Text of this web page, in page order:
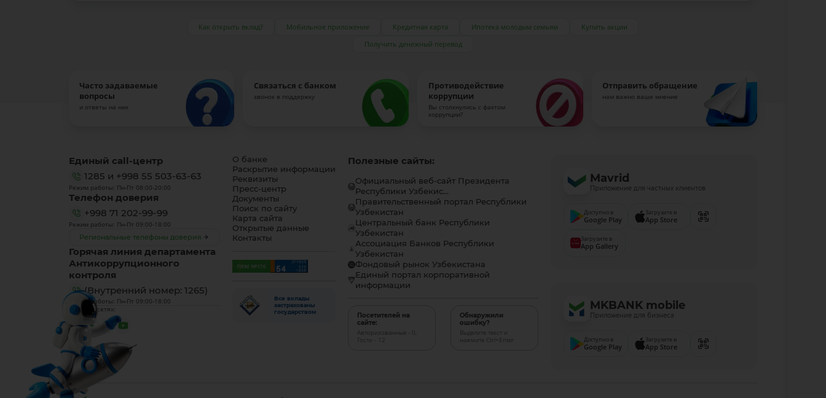
Как открыть вклад? Мобильное приложение Кредитная карта Ипотека молодым семьям
Купить акции
Получить денежный перевод
Часто задаваемые
вопросы
и ответы на них
Связаться с банком
звонок в поддержку
Противодействие
коррупции
Вы столкнулись с фактом
коррупции?
Отправить обращение
нам важно ваше мнение
Единый call-центр
1285 и +998 55 503-63-63
Режим работы: Пн-Пт 08:00-20:00
Телефон доверия
+998 71 202-99-99
Режим работы: Пн-Пт 09:00-18:00
Региональные телефоны доверия
Горячая линия департамента
Антикоррупционного
контроля
(Внутренний номер: 1265)
Режим работы: Пн-Пт 09:00-18:00
Мы в соцсетях:
О банке
Раскрытие информации
Реквизиты
Пресс-центр
Документы
Поиск по сайту
Карта сайта
Открытые данные
Контакты
Все вклады
застрахованы
государством
Полезные сайты:
Официальный веб-сайт Президента
Республики Узбекис...
Правительственный портал Республики
Узбекистан
Центральный банк Республики
Узбекистан
Ассоциация Банков Республики
Узбекистан
Фондовый рынок Узбекистана
Единый портал корпоративной
информации
Посетителей на
сайте:
Авторизованные - 0,
Гости - 12
Обнаружили
ошибку?
Выделите текст и
нажмите Ctrl+Enter
Mavrid
Приложение для частных клиентов
Доступно в
Google Play
Загрузите в
App Store
Загрузите в
App Gallery
MKBANK mobile
Приложение для бизнеса
Доступно в
Google Play
Загрузите в
App Store